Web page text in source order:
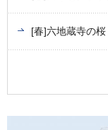
[春]六地蔵寺の桜